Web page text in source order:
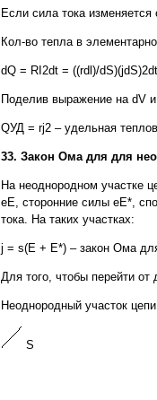
Если сила тока
Кол-во тепла в
dQ = RI2dt = ((rdl)/
Поделив выражение на dV
QУД = rj2 – удельная
33. Закон Ома для для
На неоднородном участке
еЕ, сторонние силы еЕ*,
тока. На таких участках:
j = s(E + E*) – закон Ома
Для того, чтобы перейти
Неоднородный участок
S